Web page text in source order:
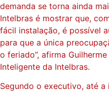
demanda se torna ainda
Intelbras é mostrar que,
fácil instalação, é possível
para que a única
o feriado”, afirma
Inteligente da Intelbras.
Segundo o executivo, até